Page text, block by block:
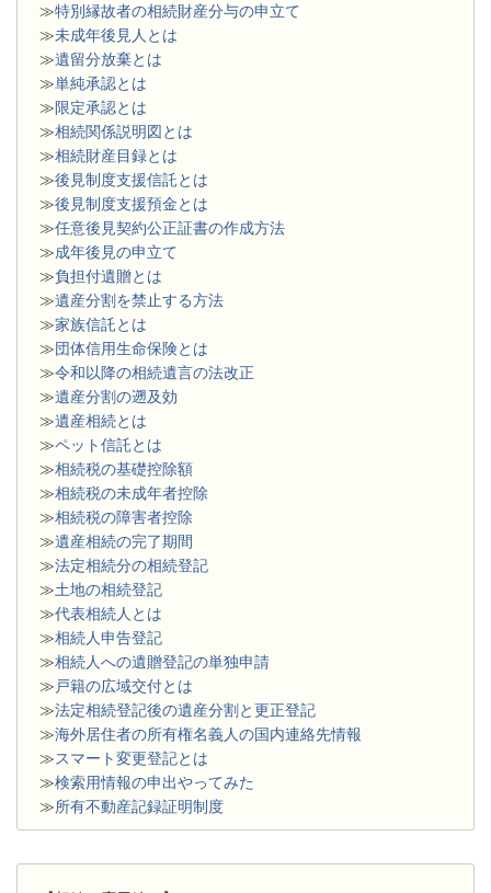
≫特別縁故者の相続財産分与の申立て
≫未成年後見人とは
≫遺留分放棄とは
≫単純承認とは
≫限定承認とは
≫相続関係説明図とは
≫相続財産目録とは
≫後見制度支援信託とは
≫後見制度支援預金とは
≫任意後見契約公正証書の作成方法
≫成年後見の申立て
≫負担付遺贈とは
≫遺産分割を禁止する方法
≫家族信託とは
≫団体信用生命保険とは
≫令和以降の相続遺言の法改正
≫遺産分割の遡及効
≫遺産相続とは
≫ペット信託とは
≫相続税の基礎控除額
≫相続税の未成年者控除
≫相続税の障害者控除
≫遺産相続の完了期間
≫法定相続分の相続登記
≫土地の相続登記
≫代表相続人とは
≫相続人申告登記
≫相続人への遺贈登記の単独申請
≫ 戸籍の広域交付とは
≫法定相続登記後の遺産分割と更正登記
≫海外居住者の所有権名義人の国内連絡先情報
≫スマート変更登記とは
≫検索用情報の申出やってみた
≫所有不動産記録証明制度